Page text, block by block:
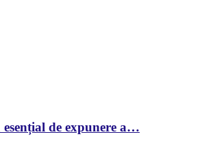
de expunere a…